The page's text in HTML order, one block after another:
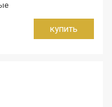
купить